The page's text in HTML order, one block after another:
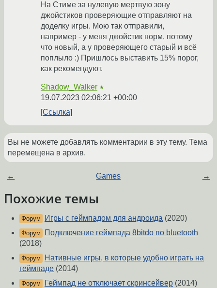
На Стиме за нулевую мертвую зону
джойстиков проверяющие отправляют на
доделку игры. Мою так отправили,
например - у меня джойстик норм, потому
что новый, а у проверяющего старый и всё
поплыло :) Пришлось выставить 15% порог,
как рекомендуют.
Shadow_Walker ★
19.07.2023 02:06:21 +00:00
Ссылка
Вы не можете добавлять комментарии в эту тему. Тема
перемещена в архив.
← Games →
Похожие темы
Форум Игры с геймпадом для андроида (2020)
Форум
Подключение геймпада 8bitdo по bluetooth
(2018)
Форум
Нативные игры, в которые удобно играть на
геймпаде (2014)
Форум Геймпад не отключает скринсейвер (2014)